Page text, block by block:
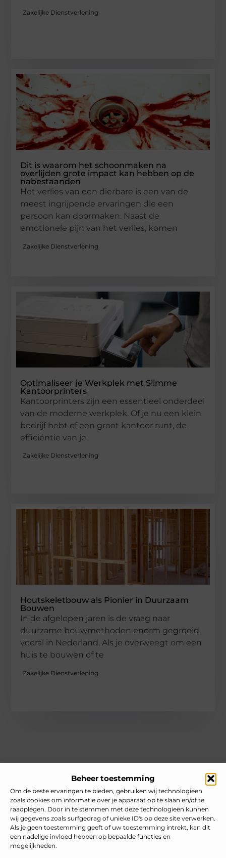
Beheer toestemming
Om de beste ervaringen te bieden, gebruiken wij technologieën
zoals cookies om informatie over je apparaat op te slaan en/of te
raadplegen. Door in te stemmen met deze technologieën kunnen
wij gegevens zoals surfgedrag of unieke ID's op deze site verwerken.
Als je geen toestemming geeft of uw toestemming intrekt, kan dit
een nadelige invloed hebben op bepaalde functies en
mogelijkheden.
Zakelijke Dienstverlening
Dit is waarom het schoonmaken na
overlijden grote impact kan hebben op de
nabestaanden
Het verlies van een dierbare is een van de
meest ingrijpende ervaringen die een
persoon kan doormaken. Naast de
emotionele pijn van het verlies, komen
Zakelijke Dienstverlening
Optimaliseer je Werkplek met Slimme
Kantoorprinters
Kantoorprinters zijn een essentieel onderdeel
van de moderne werkplek. Of je nu een klein
bedrijf hebt of een groot kantoor runt, de
efficiëntie van je
Zakelijke Dienstverlening
Houtskeletbouw als Pionier in Duurzaam
Bouwen
In de afgelopen jaren is de vraag naar
duurzame bouwmethoden enorm gegroeid,
vooral in Nederland. Als je overweegt om een
huis te bouwen of te
Zakelijke Dienstverlening
Jouw gids voor inspiratie en tips uit het dagelijks leven.
Ontdek een brede verzameling blogs en artikelen die je helpen
om het meeste uit elke dag te halen, met praktische adviezen
en verrassende inzichten.
Bericht categorie